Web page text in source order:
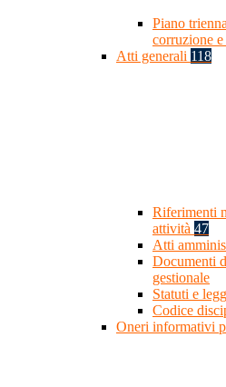
Piano
corruzione
Atti generali 118
Riferimenti
attività 47
Atti
Documenti
gestionale
Statuti e
Codice
Oneri informativi